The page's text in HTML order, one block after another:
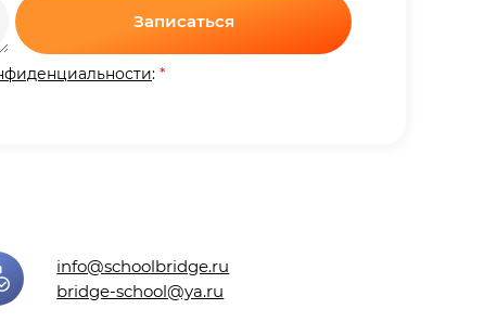
Записаться
: *
info@schoolbridge.ru
bridge-school@yа.ru